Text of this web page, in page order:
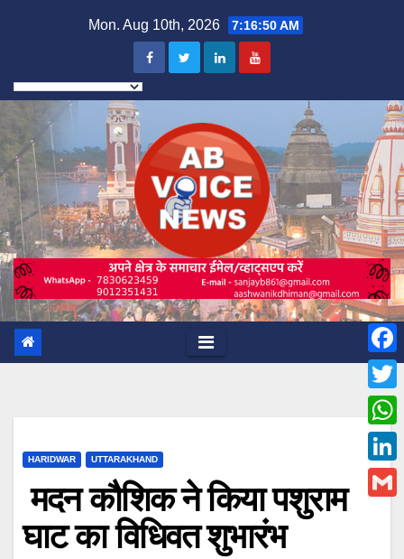
Mon. Aug 10th, 2026 7:16:51 AM
HARIDWAR UTTARAKHAND
मदन कौशिक ने किया पशुराम
घाट का विधिवत शुभारंभ
F
a
c
e
b
T
w
i
W
h
a
L